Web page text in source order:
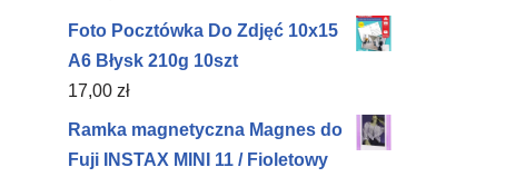
Foto Pocztówka Do Zdjęć 10x15
A6 Błysk 210g 10szt
17,00 zł
Ramka magnetyczna Magnes do
Fuji INSTAX MINI 11 / Fioletowy